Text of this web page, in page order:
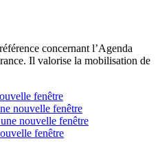
concernant l’Agenda
Il valorise la mobilisation de
fenêtre
nouvelle fenêtre
nouvelle fenêtre
fenêtre